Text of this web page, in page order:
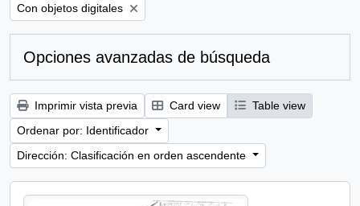
Remove filter:
Con objetos digitales
Opciones avanzadas de búsqueda
Imprimir vista previa Card view
Table view
Ordenar por: Identificador
Dirección: Clasificación en orden ascendente